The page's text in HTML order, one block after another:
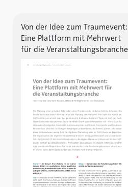
Von der Idee zum Traumevent:
Eine Plattform mit Mehrwert
für die Veranstaltungsbranche